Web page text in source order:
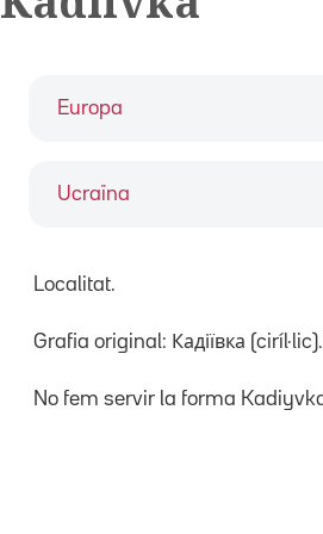
Europa
Ucraïna
Localitat.
Grafia original: Кадіївка (ciríl·lic).
No fem servir la forma